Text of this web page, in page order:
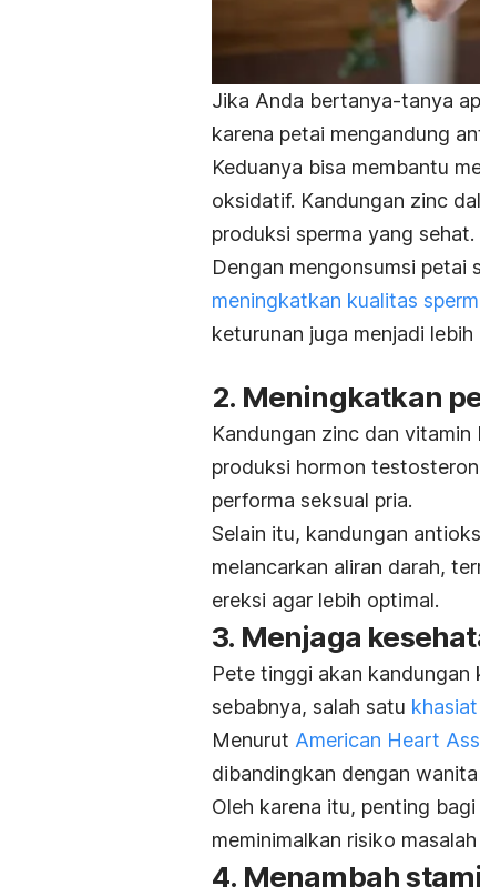
Jika Anda bertanya-tanya
karena petai mengandung
Keduanya bisa membantu
oksidatif. Kandungan zinc
produksi sperma yang sehat.
Dengan mengonsumsi petai
meningkatkan kualitas
keturunan juga menjadi lebih
2. Meningkatkan
Kandungan zinc dan vitamin
produksi hormon
performa seksual pria.
Selain itu, kandungan
melancarkan aliran darah,
ereksi agar lebih optimal.
3. Menjaga
Pete tinggi akan
sebabnya, salah satu
Menurut American Heart
dibandingkan dengan
Oleh karena itu, penting
meminimalkan risiko
4. Menambah